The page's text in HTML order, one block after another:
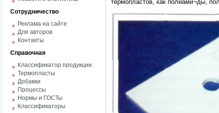
Сотрудничество
Реклама на сайте
Для авторов
Контакты
Справочная
Классификатор продукции
Термопласты
Добавки
Процессы
Нормы и ГОСТы
Классификаторы
термопластов, как полиами¬ды,